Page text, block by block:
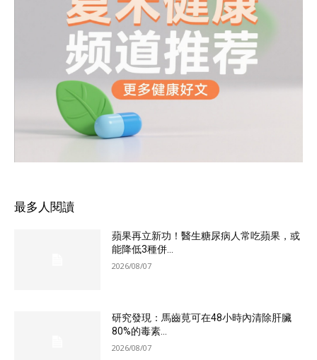
最多人閱讀
蘋果再立新功！醫生糖尿病人常吃蘋果，或
能降低3種併...
2026/08/07
研究發現：馬齒莧可在48小時內清除肝臟
80%的毒素...
2026/08/07